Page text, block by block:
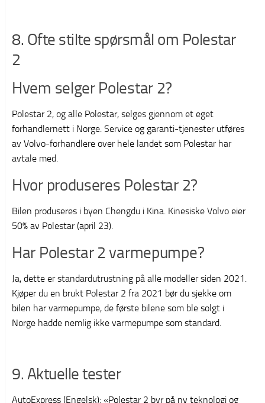
8. Ofte stilte spørsmål om Polestar
2
Hvem selger Polestar 2?
Polestar 2, og alle Polestar, selges gjennom et eget
forhandlernett i Norge. Service og garanti-tjenester utføres
av Volvo-forhandlere over hele landet som Polestar har
avtale med.
Hvor produseres Polestar 2?
Bilen produseres i byen Chengdu i Kina. Kinesiske Volvo eier
50% av Polestar (april 23).
Har Polestar 2 varmepumpe?
Ja, dette er standardutrustning på alle modeller siden 2021.
Kjøper du en brukt Polestar 2 fra 2021 bør du sjekke om
bilen har varmepumpe, de første bilene som ble solgt i
Norge hadde nemlig ikke varmepumpe som standard.
9. Aktuelle tester
AutoExpress (Engelsk): «Polestar 2 byr på ny teknologi og